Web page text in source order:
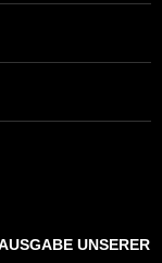
UNSERER